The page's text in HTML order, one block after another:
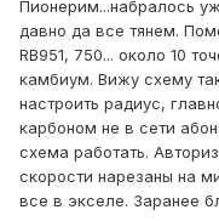
Пионерим...набралось
давно да все тянем.
RB951, 750... около 10
камбиум. Вижу схему
настроить радиус,
карбоном не в сети
схема работать.
скорости нарезаны на
все в экселе. Заранее